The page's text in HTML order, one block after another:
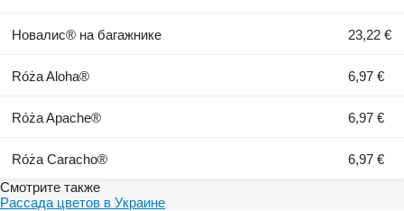
Новалис® на багажнике 23,22 €
Róża Aloha® 6,97 €
Róża Apache® 6,97 €
Róża Caracho®
6,97 €
Смотрите также
Рассада цветов в Украине